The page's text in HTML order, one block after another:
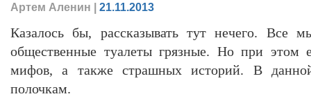
Артем Аленин 21.11.2013
Казалось бы, рассказывать тут нечего. Все
общественные туалеты грязные. Но при этом
мифов, а также страшных историй. В
полочкам.